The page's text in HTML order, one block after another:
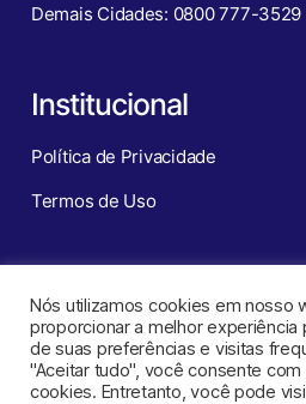
Demais Cidades: 0800 777-3529
Institucional
Política de Privacidade
Termos de Uso
Redes Sociais
Nós utilizamos cookies em nosso
proporcionar a melhor
de suas preferências e visitas
"Aceitar tudo", você consente com
cookies. Entretanto, você pode